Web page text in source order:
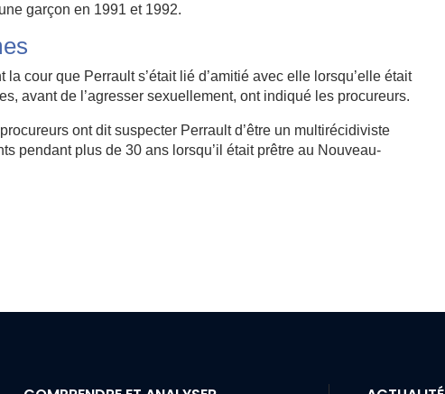
garçon en 1991 et 1992.
cour que Perrault s’était lié d’amitié avec elle lorsqu’elle était
avant de l’agresser sexuellement, ont indiqué les procureurs.
ont dit suspecter Perrault d’être un multirécidiviste
pendant plus de 30 ans lorsqu’il était prêtre au Nouveau-